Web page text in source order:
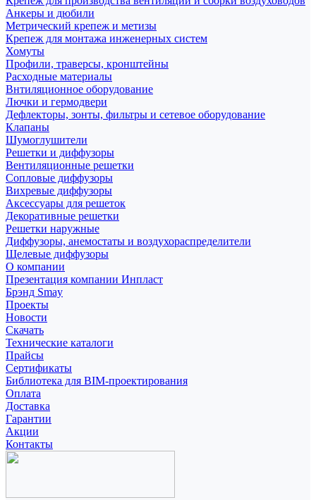
Анкеры и дюбили
Метрический крепеж и метизы
Крепеж для монтажа инженерных систем
Хомуты
Профили, траверсы, кронштейны
Расходные материалы
Внтиляционное оборудование
Лючки и гермодвери
Дефлекторы, зонты, фильтры и сетевое оборудование
Клапаны
Шумоглушители
Решетки и диффузоры
Вентиляционные решетки
Сопловые диффузоры
Вихревые диффузоры
Аксессуары для решеток
Декоративные решетки
Решетки наружные
Диффузоры, анемостаты и воздухораспределители
Щелевые диффузоры
О компании
Презентация компании Инпласт
Брэнд Smay
Проекты
Новости
Скачать
Технические каталоги
Прайсы
Сертификаты
Библиотека для BIM-проектирования
Оплата
Доставка
Гарантии
Акции
Контакты